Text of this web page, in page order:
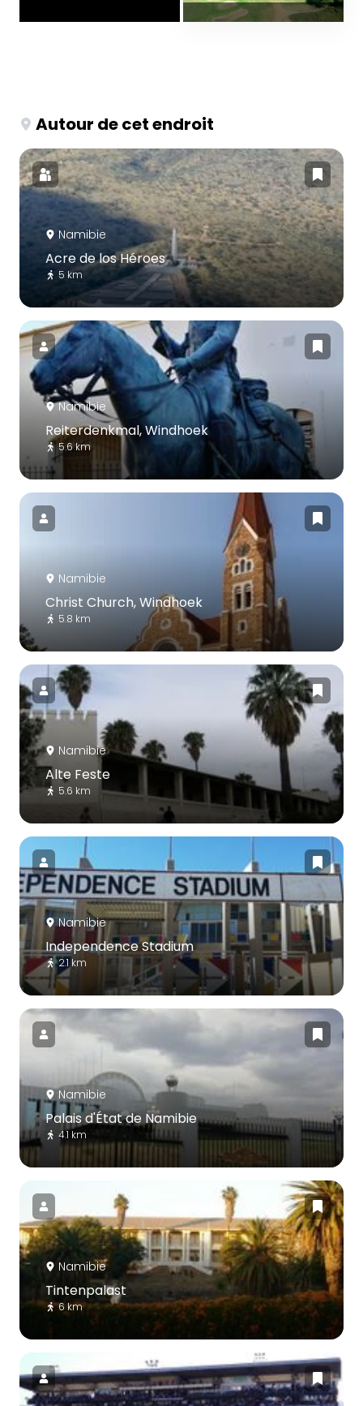
Autour de cet endroit
Namibie
Acre de los Héroes
5 km
Namibie
Reiterdenkmal, Windhoek
5.6 km
Namibie
Christ Church, Windhoek
5.8 km
Namibie
Alte Feste
5.6 km
Namibie
Independence Stadium
2.1 km
Namibie
Palais d'État de Namibie
4.1 km
Namibie
Tintenpalast
6 km